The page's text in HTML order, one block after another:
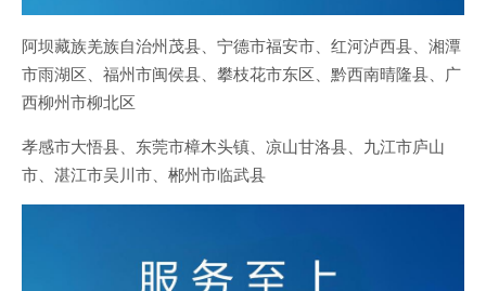
阿坝藏族羌族自治州茂县、宁德市福安市、红河泸西县、湘潭
市雨湖区、福州市闽侯县、攀枝花市东区、黔西南晴隆县、广
西柳州市柳北区
孝感市大悟县、东莞市樟木头镇、凉山甘洛县、九江市庐山
市、湛江市吴川市、郴州市临武县